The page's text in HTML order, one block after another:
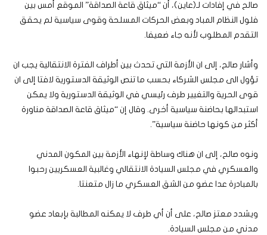
صالح في إفادات لـ(عاين)، أن “ميثاق قاعة الصداقة” الموقع أمس بين
فلول النظام المباد وبعض الحركات المسلحة وقوى سياسية لم يحقق
التقدم المطلوب لأنه جاء ضعيفا.
وأشار صالح، إلى ان الأزمة التي تحدث بين أطراف الفترة الانتقالية يجب ان
تؤول الى مجلس الشركاء بحسب ما تنص الوثيقة الدستورية لافتا إلى ان
قوى الحرية والتغيير طرف رئيسي في الوثيقة الدستورية ولا يمكن
استبدالها بحاضنة سياسية أخرى. وقال إن “ميثاق قاعة الصداقة مناورة
أكثر من كونها حاضنة سياسية”.
ونوه صالح، إلى ان هناك وساطة لإنهاء الأزمة بين المكون المدني
والعسكري في مجلس السيادة الانتقالي وغالبية العسكريين رحبوا
بالمبادرة عدا عضو من الشق العسكري ما زال متعنتا.
ويشدد معتز صالح، على أن أي طرف لا يمكنه المطالبة بإبعاد عضو
مدني من مجلس السيادة.